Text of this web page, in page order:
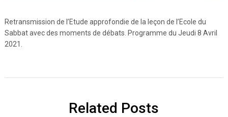
Retransmission de l’Etude approfondie de la leçon de l’Ecole du
Sabbat avec des moments de débats. Programme du Jeudi 8 Avril
2021.
Related Posts